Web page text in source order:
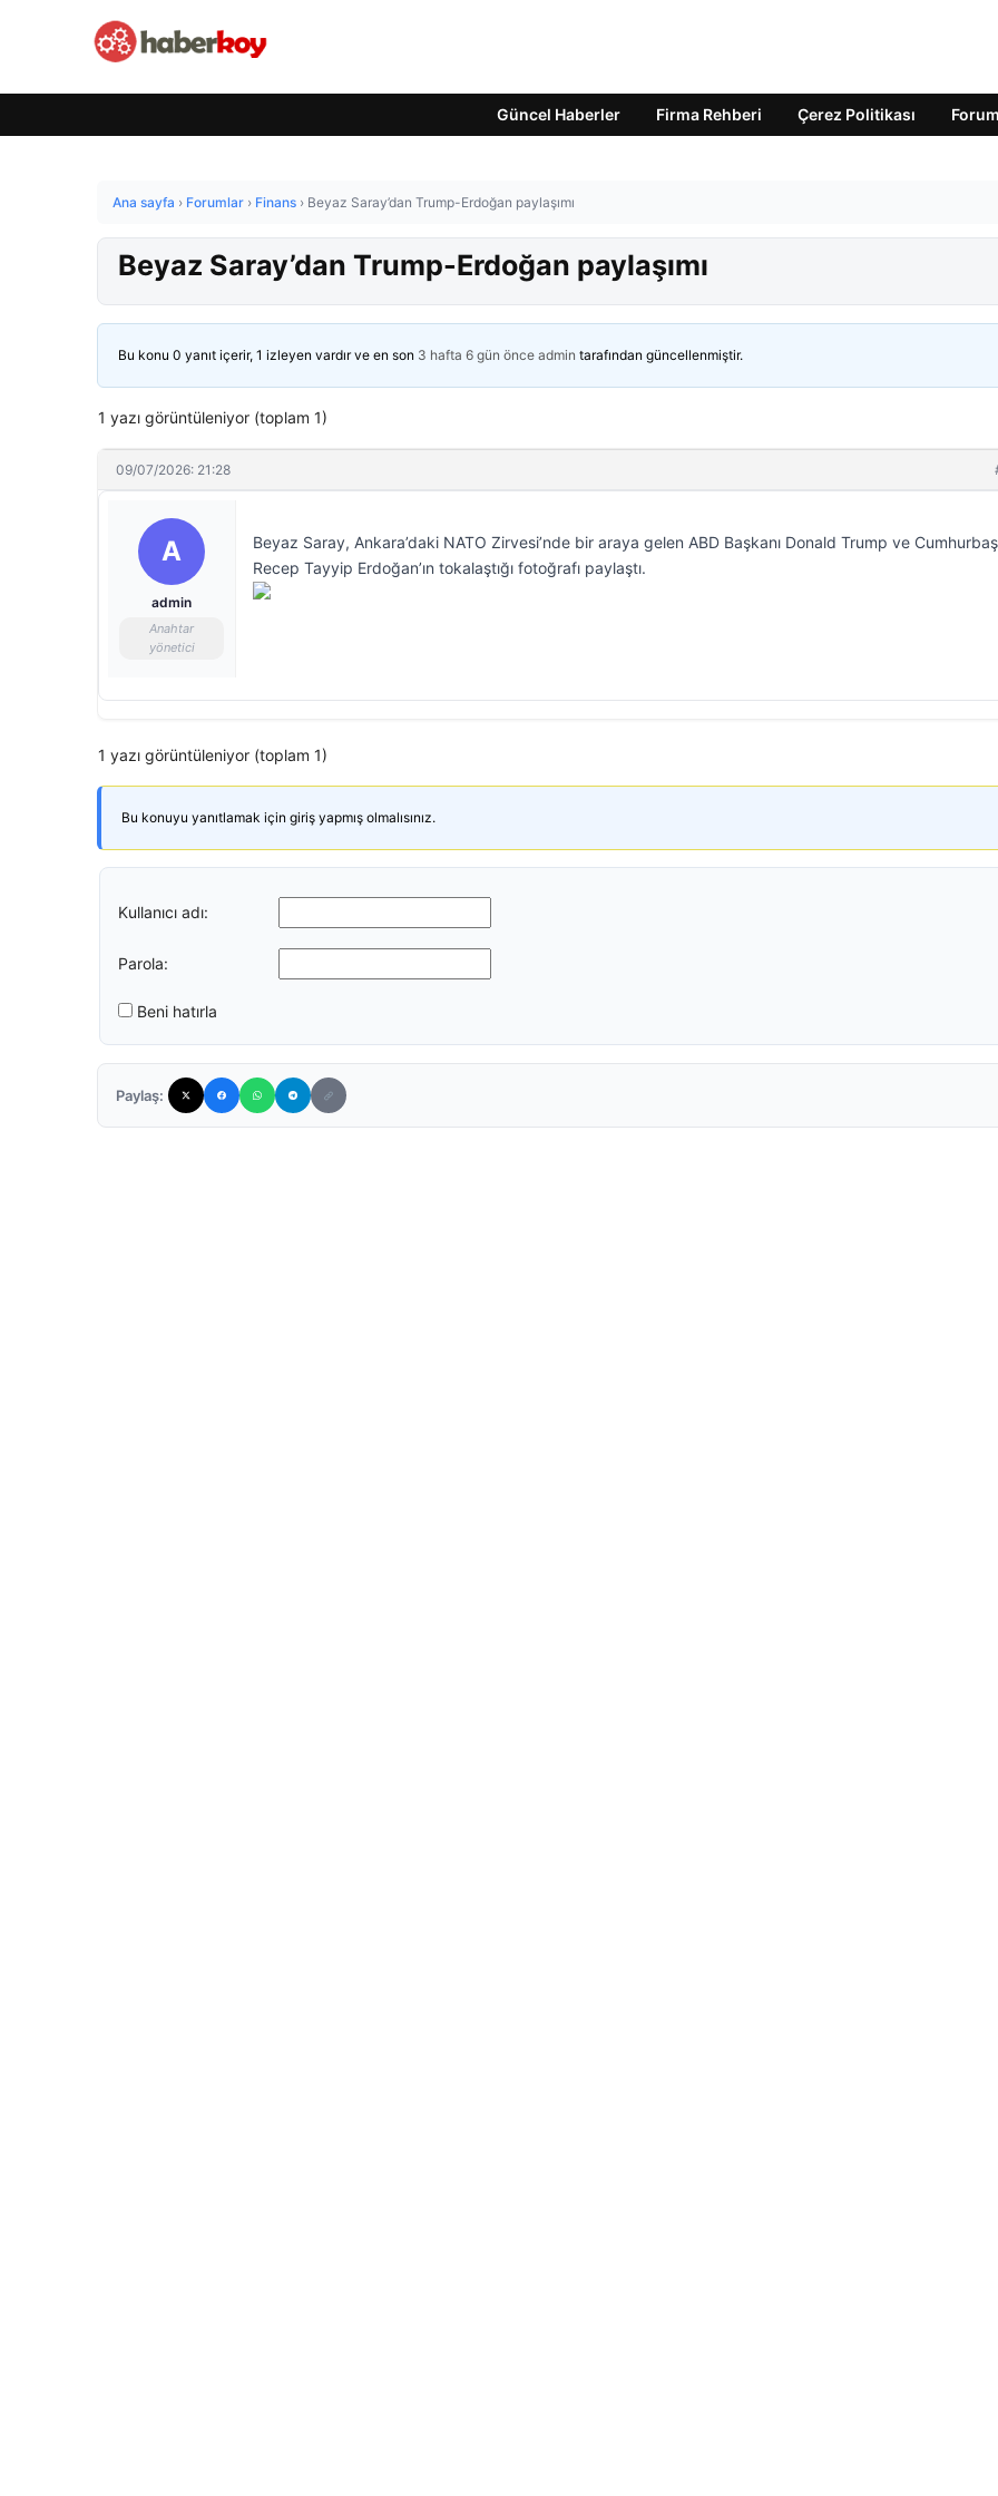
Güncel Haberler Firma Rehberi Çerez Politikası Forum
Ana sayfa › Forumlar › Finans › Beyaz Saray’dan Trump-Erdoğan paylaşımı
Beyaz Saray’dan Trump-Erdoğan paylaşımı
Bu konu 0 yanıt içerir, 1 izleyen vardır ve en son 3 hafta 6 gün önce admin tarafından güncellenmiştir.
1 yazı görüntüleniyor (toplam 1)
09/07/2026: 21:28
A
admin
Anahtar
yönetici
Beyaz Saray, Ankara’daki NATO Zirvesi’nde bir araya gelen ABD Başkanı Donald Trump ve
Recep Tayyip Erdoğan’ın tokalaştığı fotoğrafı paylaştı.
1 yazı görüntüleniyor (toplam 1)
Bu konuyu yanıtlamak için giriş yapmış olmalısınız.
Kullanıcı adı:
Parola:
Beni hatırla
Paylaş: